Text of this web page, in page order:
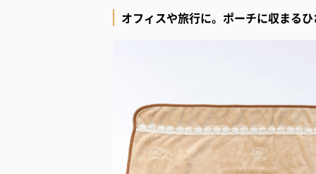
オフィスや旅行に。ポーチに収まる